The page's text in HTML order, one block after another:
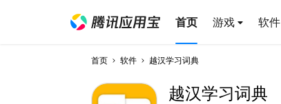
首页 游戏 软件
首页 软件 越汉学习词典
越汉学习词典